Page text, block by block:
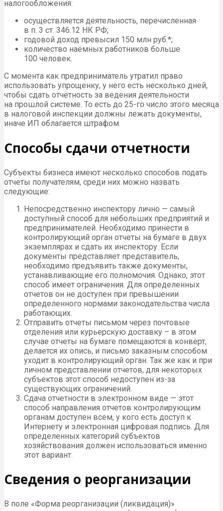
налогообложения:
осуществляется деятельность, перечисленная
в п. 3 ст. 346.12 НК РФ;
годовой доход превысил 150 млн руб.*;
количество наёмных работников больше
100 человек.
С момента как предприниматель утратил право
использовать упрощенку, у него есть несколько дней,
чтобы сдать отчётность за ведения деятельности
на прошлой системе. То есть до 25-го число этого месяца
в налоговой инспекции должны лежать документы,
иначе ИП облагается штрафом.
Способы сдачи отчетности
Субъекты бизнеса имеют несколько способов подать
отчеты получателям, среди них можно назвать
следующие:
Непосредственно инспектору лично — самый
доступный способ для небольших предприятий и
предпринимателей. Необходимо принести в
контролирующий орган отчеты на бумаге в двух
экземплярах и сдать их инспектору. Если
документы представляет представитель,
необходимо предъявить также документы,
устанавливающие его полномочия. Однако, этот
способ имеет ограничения. Для определенных
отчетов он не доступен при превышении
определенного нормами законодательства числа
работающих.
Отправить отчеты письмом через почтовые
отделения или курьерскую доставку – в этом
случае отчеты на бумаге помещаются в конверт,
делается их опись, и письмо заказным способом
уходит в контролирующий орган. Так же как и при
личном представлении отчетов, для некоторых
субъектов этот способ недоступен из-за
существующих ограничений.
Сдача отчетности в электронном виде — этот
способ направления отчетов контролирующим
органам доступен всем, у кого есть доступ к
Интернету и электронная цифровая подпись. Для
определенных категорий субъектов
хозяйствования должен использоваться именно
этот вариант.
Сведения о реорганизации
В поле «Форма реорганизации (ликвидация)»